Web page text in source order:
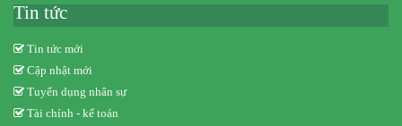
Tin tức
Tin tức mới
Cập nhật mới
Tuyển dụng nhân sự
Tài chính - kế toán